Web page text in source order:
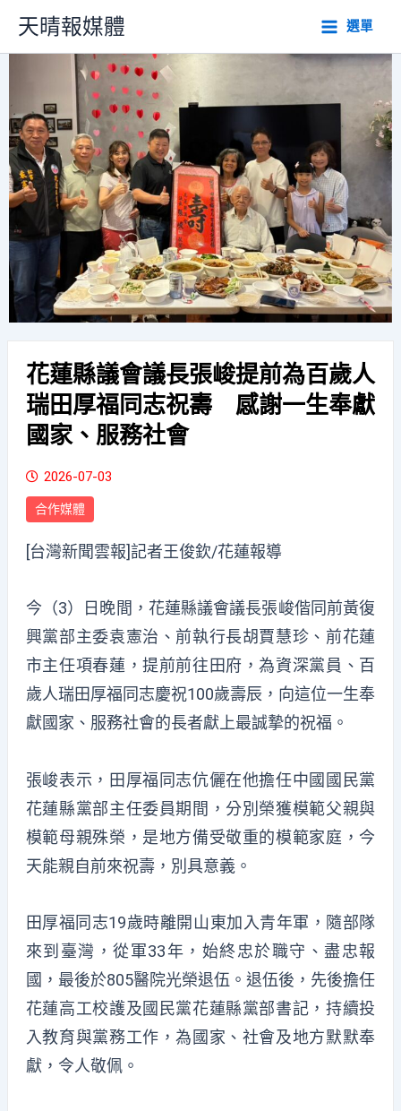
主
容
天晴報媒體 選單
花蓮縣議會議長張峻提前為百歲人
瑞田厚福同志祝壽 感謝一生奉獻
國家、服務社會
2026-07-03
合作媒體
[台灣新聞雲報]記者王俊欽/花蓮報導
今（3）日晚間，花蓮縣議會議長張峻偕同前黃復
興黨部主委袁憲治、前執行長胡賈慧珍、前花蓮
市主任項春蓮，提前前往田府，為資深黨員、百
歲人瑞田厚福同志慶祝100歲壽辰，向這位一生奉
獻國家、服務社會的長者獻上最誠摯的祝福。
張峻表示，田厚福同志伉儷在他擔任中國國民黨
花蓮縣黨部主任委員期間，分別榮獲模範父親與
模範母親殊榮，是地方備受敬重的模範家庭，今
天能親自前來祝壽，別具意義。
田厚福同志19歲時離開山東加入青年軍，隨部隊
來到臺灣，從軍33年，始終忠於職守、盡忠報
國，最後於805醫院光榮退伍。退伍後，先後擔任
花蓮高工校護及國民黨花蓮縣黨部書記，持續投
入教育與黨務工作，為國家、社會及地方默默奉
獻，令人敬佩。